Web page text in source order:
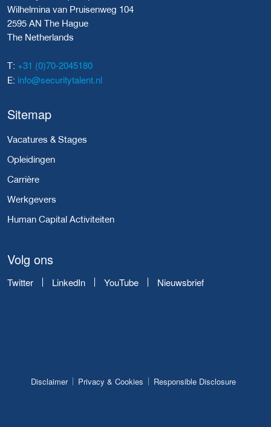
Wilhelmina van Pruisenweg 104
2595 AN The Hague
The Netherlands
T: +31 (0)70-2045180
E: info@securitytalent.nl
Sitemap
Vacatures & Stages
Opleidingen
Carrière
Werkgevers
Human Capital Activiteiten
Volg ons
Twitter LinkedIn YouTube Nieuwsbrief
Disclaimer Privacy & Cookies Responsible Disclosure